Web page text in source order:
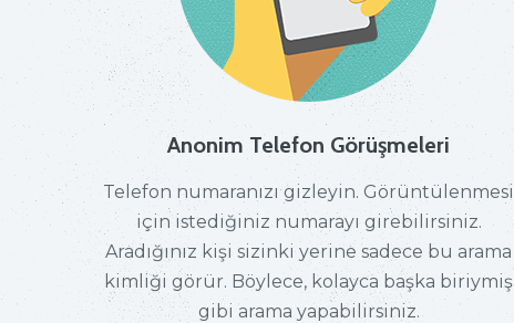
Anonim Telefon Görüşmeleri
Telefon numaranızı gizleyin. Görüntülenmesi
için istediğiniz numarayı girebilirsiniz.
Aradığınız kişi sizinki yerine sadece bu arama
kimliği görür. Böylece, kolayca başka biriymiş
gibi arama yapabilirsiniz.